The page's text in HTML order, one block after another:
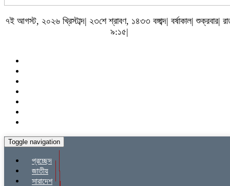
৭ই আগস্ট, ২০২৬ খ্রিস্টাব্দ| ২৩শে শ্রাবণ, ১৪৩৩ বঙ্গাব্দ| বর্ষাকাল| শুক্রবার|
৯:১৫|
Toggle navigation
প্রচ্ছেদ
জাতীয়
সারাদেশ